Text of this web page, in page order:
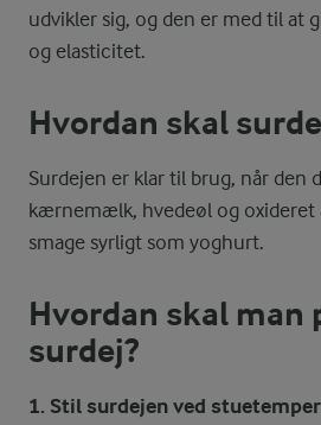
udvikler sig, og den er med til at
og elasticitet.
Hvordan skal
Surdejen er klar til brug, når den
kærnemælk, hvedeøl og oxideret
smage syrligt som yoghurt.
Hvordan skal man
surdej?
1. Stil surdejen ved